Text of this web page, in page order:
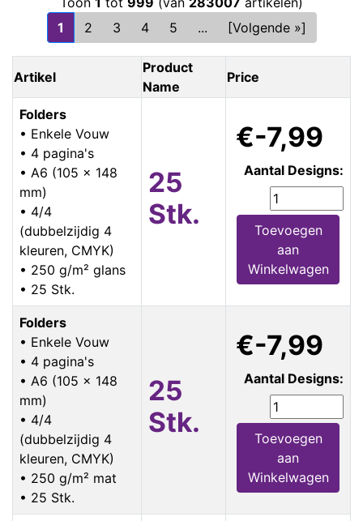
1
2 3 4 5 ... [Volgende »]
Artikel
Product
Name
Price
Folders
• Enkele Vouw
• 4 pagina's
• A6 (105 x 148
mm)
• 4/4
(dubbelzijdig 4
kleuren, CMYK)
• 250 g/m² glans
• 25 Stk.
25
Stk.
€-7,99
Aantal Designs:
Toevoegen
aan
Winkelwagen
Folders
• Enkele Vouw
• 4 pagina's
• A6 (105 x 148
mm)
• 4/4
(dubbelzijdig 4
kleuren, CMYK)
• 250 g/m² mat
• 25 Stk.
25
Stk.
€-7,99
Aantal Designs:
Toevoegen
aan
Winkelwagen